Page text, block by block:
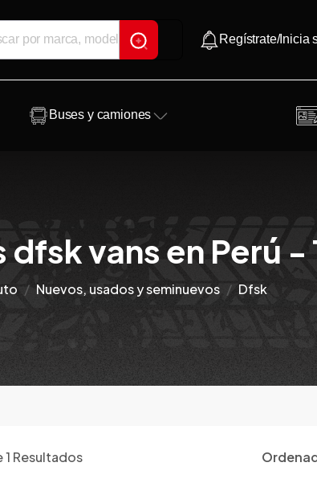
Regístrate/Inicia
Buses y camiones
vans en Perú -
Nuevos, usados y seminuevos Dfsk
1 Resultados